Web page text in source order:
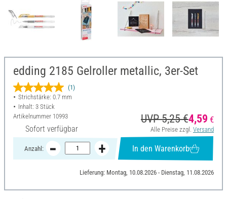
edding 2185 Gelroller metallic, 3er-Set
(1)
Strichstärke: 0.7 mm
Inhalt: 3 Stück
Artikelnummer 10993
Sofort verfügbar
UVP 5,25 €4,59 €
Alle Preise zzgl. Versand
Anzahl: In den Warenkorb
Lieferung: Montag, 10.08.2026 - Dienstag, 11.08.2026